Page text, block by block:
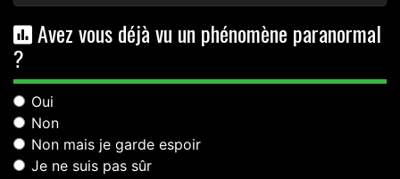
Avez vous déjà vu un phénomène paranormal
?
Oui
Non
Non mais je garde espoir
Je ne suis pas sûr